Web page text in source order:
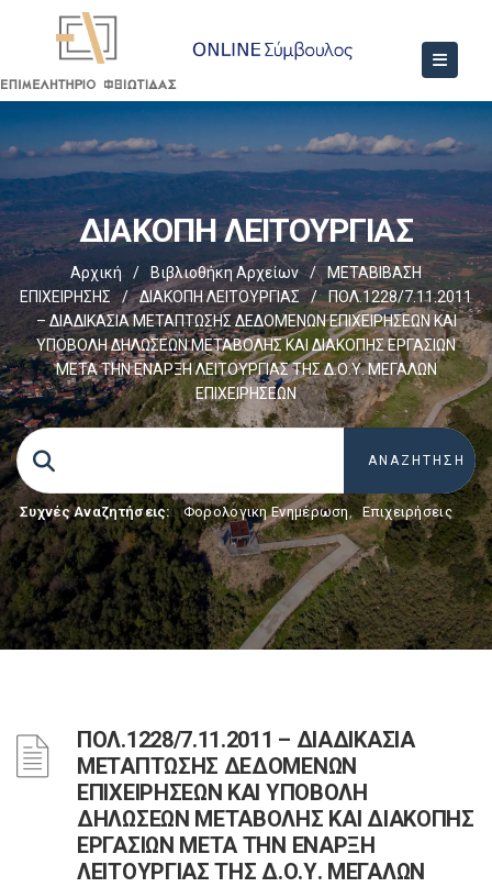
ΔΙΑΚΟΠΗ ΛΕΙΤΟΥΡΓΙΑΣ
Αρχική / Βιβλιοθήκη Αρχείων /
ΜΕΤΑΒΙΒΑΣΗ
ΕΠΙΧΕIΡΗΣΗΣ
/ ΔΙΑΚΟΠΗ ΛΕΙΤΟΥΡΓΙΑΣ /
ΠΟΛ.1228/7.11.2011
– ΔΙΑΔΙΚΑΣΙΑ ΜΕΤΑΠΤΩΣΗΣ ΔΕΔΟΜΕΝΩΝ ΕΠΙΧΕΙΡΗΣΕΩΝ ΚΑΙ
ΥΠΟΒΟΛΗ ΔΗΛΩΣΕΩΝ ΜΕΤΑΒΟΛΗΣ ΚΑΙ ΔΙΑΚΟΠΗΣ ΕΡΓΑΣΙΩΝ
ΜΕΤΑ ΤΗΝ ΕΝΑΡΞΗ ΛΕΙΤΟΥΡΓΙΑΣ ΤΗΣ Δ.Ο.Υ. ΜΕΓΑΛΩΝ
ΕΠΙΧΕΙΡΗΣΕΩΝ
Συχνές Αναζητήσεις: Φορολογικη Ενημέρωση, Επιχειρήσεις
ΠΟΛ.1228/7.11.2011 – ΔΙΑΔΙΚΑΣΙΑ
ΜΕΤΑΠΤΩΣΗΣ ΔΕΔΟΜΕΝΩΝ
ΕΠΙΧΕΙΡΗΣΕΩΝ ΚΑΙ ΥΠΟΒΟΛΗ
ΔΗΛΩΣΕΩΝ ΜΕΤΑΒΟΛΗΣ ΚΑΙ ΔΙΑΚΟΠΗΣ
ΕΡΓΑΣΙΩΝ ΜΕΤΑ ΤΗΝ ΕΝΑΡΞΗ
ΛΕΙΤΟΥΡΓΙΑΣ ΤΗΣ Δ.Ο.Υ. ΜΕΓΑΛΩΝ